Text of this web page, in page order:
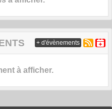
à afficher.
+ d'évènements